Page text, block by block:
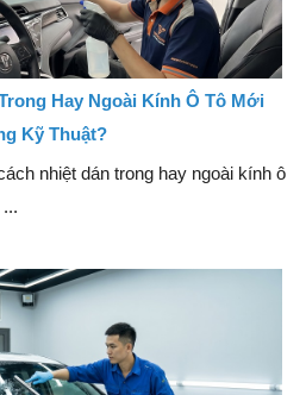
Hay Ngoài Kính Ô Tô Mới
Kỹ Thuật?
nhiệt dán trong hay ngoài kính ô